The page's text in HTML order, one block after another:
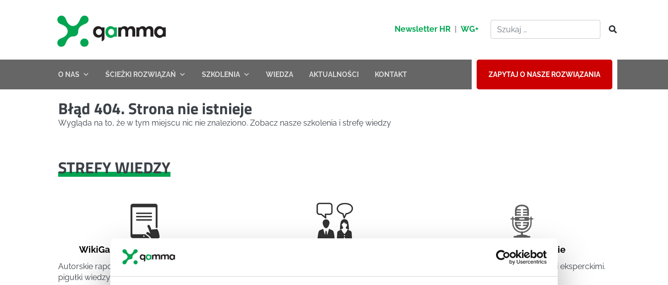
Newsletter HR | WG+
O NAS ŚCIEŻKI ROZWIĄZAŃ SZKOLENIA WIEDZA AKTUALNOŚCI KONTAKT ZAPYTAJ O NASZE ROZWIĄZANIA
Błąd 404. Strona nie istnieje
Wygląda na to, że w tym miejscu nic nie znaleziono. Zobacz nasze szkolenia i strefę wiedzy
STREFY WIEDZY
WikiGamma ,Delegowanie
Autorskie raporty, wartościowy know-how,
pigułki wiedzy.
obszaru HR.
Artykuły eksperckie
Artykuły związane ze szkoleniami eksperckimi.